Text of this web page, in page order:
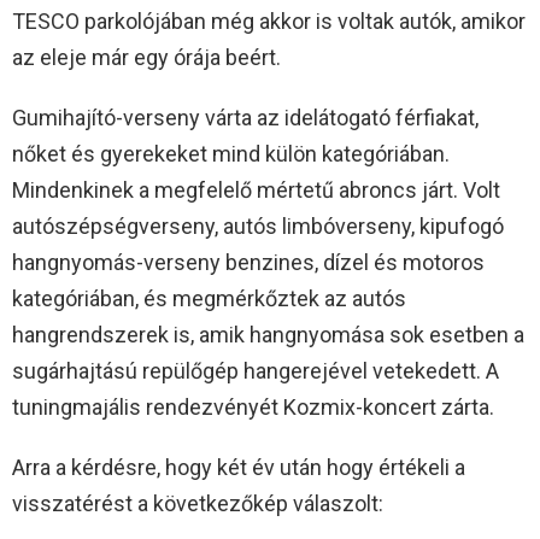
TESCO parkolójában még akkor is voltak autók, amikor
az eleje már egy órája beért.
Gumihajító-verseny várta az idelátogató férfiakat,
nőket és gyerekeket mind külön kategóriában.
Mindenkinek a megfelelő mértetű abroncs járt. Volt
autószépségverseny, autós limbóverseny, kipufogó
hangnyomás-verseny benzines, dízel és motoros
kategóriában, és megmérkőztek az autós
hangrendszerek is, amik hangnyomása sok esetben a
sugárhajtású repülőgép hangerejével vetekedett. A
tuningmajális rendezvényét Kozmix-koncert zárta.
Arra a kérdésre, hogy két év után hogy értékeli a
visszatérést a következőkép válaszolt: